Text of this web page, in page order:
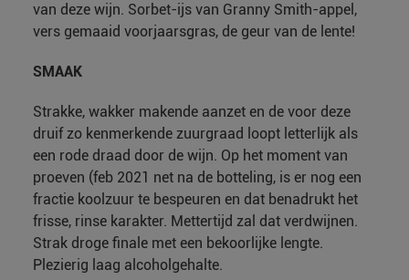
van deze wijn. Sorbet-ijs van Granny Smith-appel,
vers gemaaid voorjaarsgras, de geur van de lente!
SMAAK
Strakke, wakker makende aanzet en de voor deze
druif zo kenmerkende zuurgraad loopt letterlijk als
een rode draad door de wijn. Op het moment van
proeven (feb 2021 net na de botteling, is er nog een
fractie koolzuur te bespeuren en dat benadrukt het
frisse, rinse karakter. Mettertijd zal dat verdwijnen.
Strak droge finale met een bekoorlijke lengte.
Plezierig laag alcoholgehalte.